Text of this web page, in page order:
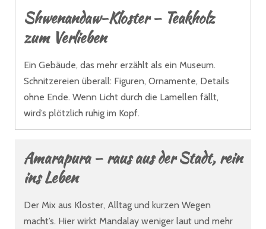
Shwenandaw-Kloster – Teakholz
zum Verlieben
Ein Gebäude, das mehr erzählt als ein Museum.
Schnitzereien überall: Figuren, Ornamente, Details
ohne Ende. Wenn Licht durch die Lamellen fällt,
wird’s plötzlich ruhig im Kopf.
Amarapura – raus aus der Stadt, rein
ins Leben
Der Mix aus Kloster, Alltag und kurzen Wegen
macht’s. Hier wirkt Mandalay weniger laut und mehr